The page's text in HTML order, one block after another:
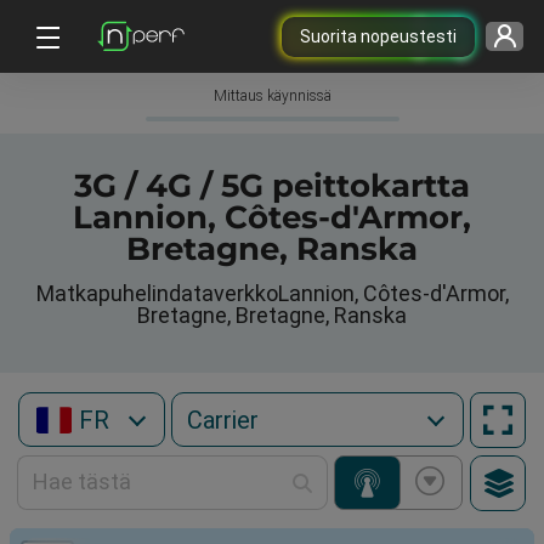
Suorita nopeustesti
Mittaus käynnissä
3G / 4G / 5G peittokartta
Lannion, Côtes-d'Armor,
Bretagne, Ranska
MatkapuhelindataverkkoLannion, Côtes-d'Armor,
Bretagne, Bretagne, Ranska
FR